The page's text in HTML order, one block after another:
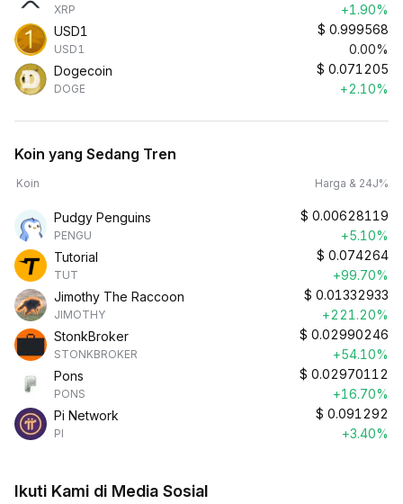
XRP
+1.90%
USD1
USD1
$ 0.999568
0.00%
Dogecoin
DOGE
$ 0.071205
+2.10%
Koin yang Sedang Tren
Koin Harga & 24J%
Pudgy Penguins
PENGU
$ 0.00628119
+5.10%
Tutorial
TUT
$ 0.074264
+99.70%
Jimothy The Raccoon
JIMOTHY
$ 0.01332933
+221.20%
StonkBroker
STONKBROKER
$ 0.02990246
+54.10%
Pons
PONS
$ 0.02970112
+16.70%
Pi Network
PI
$ 0.091292
+3.40%
Ikuti Kami di Media Sosial